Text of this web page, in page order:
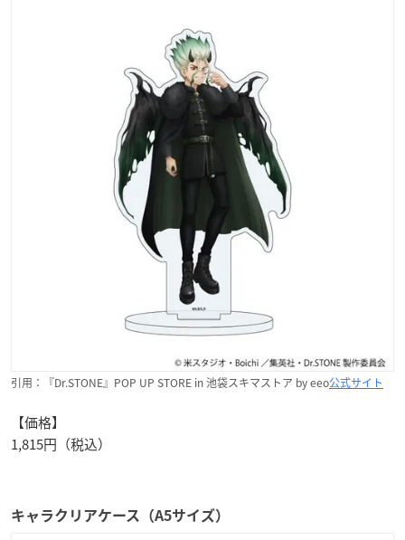
引用：『Dr.STONE』POP UP STORE in 池袋スキマストア by eeo公式サイト
【価格】
1,815円（税込）
キャラクリアケース（A5サイズ）